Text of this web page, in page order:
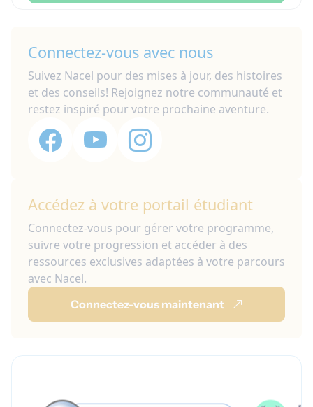
Connectez-vous avec nous
Suivez Nacel pour des mises à jour, des histoires
et des conseils! Rejoignez notre communauté et
restez inspiré pour votre prochaine aventure.
Accédez à votre portail étudiant
Connectez-vous pour gérer votre programme,
suivre votre progression et accéder à des
ressources exclusives adaptées à votre parcours
avec Nacel.
Connectez-vous maintenant